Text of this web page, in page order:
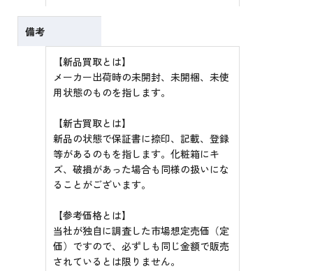
備考
【新品買取とは】
メーカー出荷時の未開封、未開梱、未使
用状態のものを指します。
【新古買取とは】
新品の状態で保証書に捺印、記載、登録
等があるのもを指します。化粧箱にキ
ズ、破損があった場合も同様の扱いにな
ることがございます。
【参考価格とは】
当社が独自に調査した市場想定売価（定
価）ですので、必ずしも同じ金額で販売
されているとは限りません。